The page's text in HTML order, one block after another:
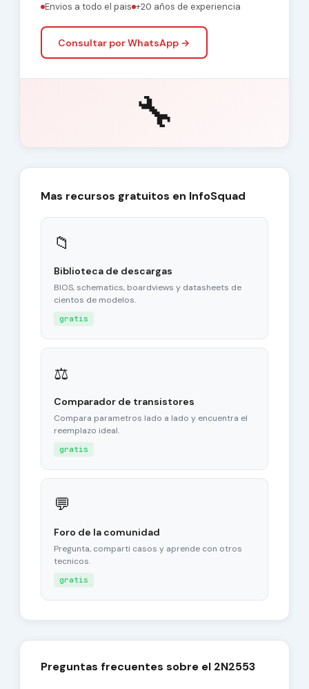
Envios a todo el pais +20 años de experiencia
Consultar por WhatsApp →
🔧
Mas recursos gratuitos en InfoSquad
📁
Biblioteca de descargas
BIOS, schematics, boardviews y datasheets de
cientos de modelos.
gratis
⚖
Comparador de transistores
Compara parametros lado a lado y encuentra el
reemplazo ideal.
gratis
💬
Foro de la comunidad
Pregunta, comparti casos y aprende con otros
tecnicos.
gratis
Preguntas frecuentes sobre el 2N2553